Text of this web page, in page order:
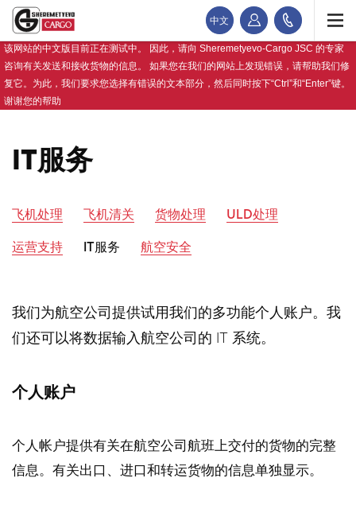
中文
该网站的中文版目前正在测试中。 因此，请向 Sheremetyevo-Cargo JSC 的专家
咨询有关发送和接收货物的信息。 如果您在我们的网站上发现错误，请帮助我们修
复它。为此，我们要求您选择有错误的文本部分，然后同时按下“Ctrl”和“Enter”键。
谢谢您的帮助
IT服务
飞机处理 飞机清关 货物处理 ULD处理
运营支持 IT服务 航空安全
我们为航空公司提供试用我们的多功能个人账户。我
们还可以将数据输入航空公司的 IT 系统。
个人账户
个人帐户提供有关在航空公司航班上交付的货物的完整
信息。有关出口、进口和转运货物的信息单独显示。